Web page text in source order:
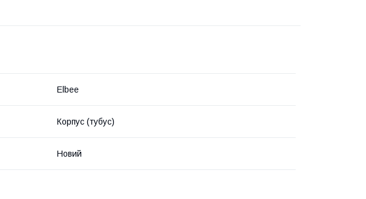
Elbee
Корпус (тубус)
Новий